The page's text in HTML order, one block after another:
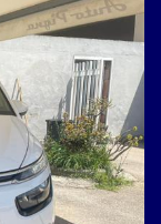
strada
PARETE-
14. GIUGLIANO